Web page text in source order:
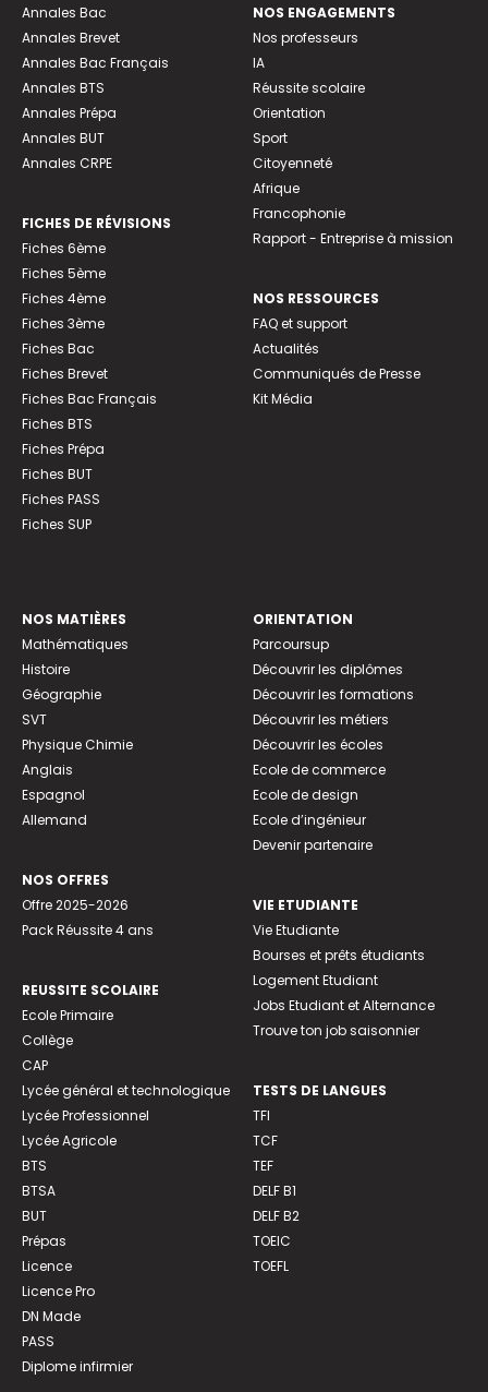
Annales Bac
Annales Brevet
Annales Bac Français
Annales BTS
Annales Prépa
Annales BUT
Annales CRPE
FICHES DE RÉVISIONS
Fiches 6ème
Fiches 5ème
Fiches 4ème
Fiches 3ème
Fiches Bac
Fiches Brevet
Fiches Bac Français
Fiches BTS
Fiches Prépa
Fiches BUT
Fiches PASS
Fiches SUP
NOS ENGAGEMENTS
Nos professeurs
IA
Réussite scolaire
Orientation
Sport
Citoyenneté
Afrique
Francophonie
Rapport - Entreprise à mission
NOS RESSOURCES
FAQ et support
Actualités
Communiqués de Presse
Kit Média
NOS MATIÈRES
Mathématiques
Histoire
Géographie
SVT
Physique Chimie
Anglais
Espagnol
Allemand
NOS OFFRES
Offre 2025-2026
Pack Réussite 4 ans
REUSSITE SCOLAIRE
Ecole Primaire
Collège
CAP
Lycée général et technologique
Lycée Professionnel
Lycée Agricole
BTS
BTSA
BUT
Prépas
Licence
Licence Pro
DN Made
PASS
Diplome infirmier
ORIENTATION
Parcoursup
Découvrir les diplômes
Découvrir les formations
Découvrir les métiers
Découvrir les écoles
Ecole de commerce
Ecole de design
Ecole d’ingénieur
Devenir partenaire
VIE ETUDIANTE
Vie Etudiante
Bourses et prêts étudiants
Logement Etudiant
Jobs Etudiant et Alternance
Trouve ton job saisonnier
TESTS DE LANGUES
TFI
TCF
TEF
DELF B1
DELF B2
TOEIC
TOEFL